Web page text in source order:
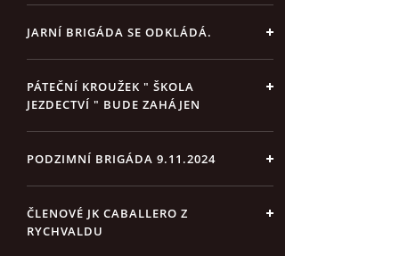
JARNÍ BRIGÁDA SE ODKLÁDÁ.
PÁTEČNÍ KROUŽEK " ŠKOLA
JEZDECTVÍ " BUDE ZAHÁJEN
PODZIMNÍ BRIGÁDA 9.11.2024
ČLENOVÉ JK CABALLERO Z
RYCHVALDU